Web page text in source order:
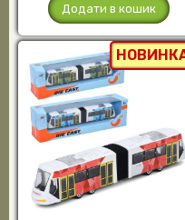
Додати в кошик